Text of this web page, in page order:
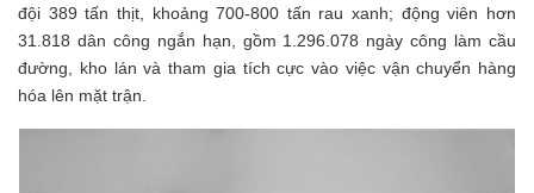
đội 389 tấn thịt, khoảng 700-800 tấn rau xanh; động viên hơn
31.818 dân công ngắn hạn, gồm 1.296.078 ngày công làm cầu
đường, kho lán và tham gia tích cực vào việc vận chuyển hàng
hóa lên mặt trận.